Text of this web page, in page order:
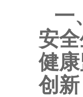
一
安
健
创新